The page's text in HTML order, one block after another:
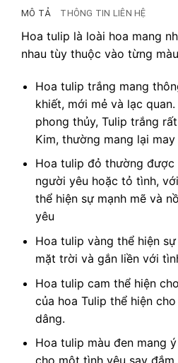
MÔ TẢ THÔNG TIN LIÊN HỆ
Hoa tulip là loài hoa mang
nhau tùy thuộc vào từng
Hoa tulip trắng mang
khiết, mới mẻ và lạc
phong thủy, Tulip trắng
Kim, thường mang lại
Hoa tulip đỏ thường được
người yêu hoặc tỏ tình,
thể hiện sự mạnh mẽ và
yêu
Hoa tulip vàng thể hiện
mặt trời và gắn liền với
Hoa tulip cam thể hiện
của hoa Tulip thể hiện
dâng.
Hoa tulip màu đen mang